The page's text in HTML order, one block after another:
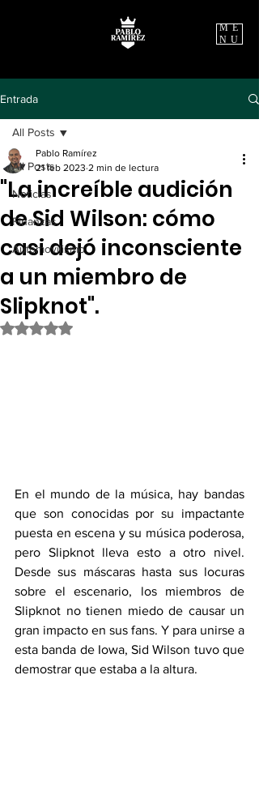
ME
NU
Entrada
All Posts
Noticias
Finanzas
Automovilismo
All Posts
"La increíble audición
de Sid Wilson: cómo
casi dejó inconsciente
a un miembro de
Slipknot".
Pablo Ramírez
21 feb 2023 2 min de lectura
Obtuvo NaN de 5 estrellas.
En el mundo de la música, hay bandas
que son conocidas por su impactante
puesta en escena y su música poderosa,
pero Slipknot lleva esto a otro nivel.
Desde sus máscaras hasta sus locuras
sobre el escenario, los miembros de
Slipknot no tienen miedo de causar un
gran impacto en sus fans. Y para unirse a
esta banda de Iowa, Sid Wilson tuvo que
demostrar que estaba a la altura.